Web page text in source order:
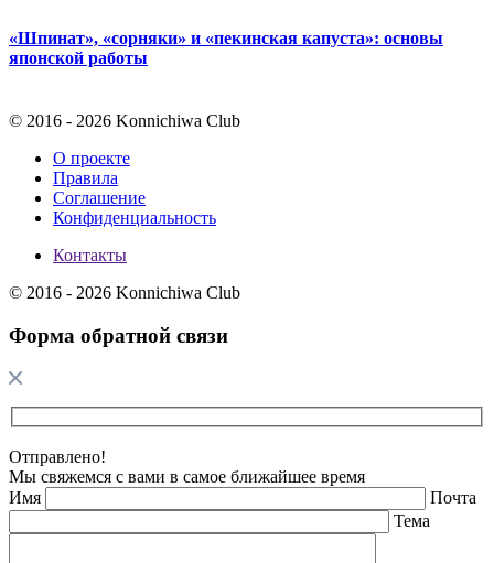
«Шпинат», «сорняки» и «пекинская капуста»: основы
японской работы
© 2016 - 2026 Konnichiwa Club
О проекте
Правила
Соглашение
Конфиденциальность
Контакты
© 2016 - 2026 Konnichiwa Club
Форма обратной связи
Отправлено!
Мы свяжемся с вами в самое ближайшее время
Имя
Почта
Тема